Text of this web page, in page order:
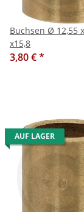
Buchsen Ø 12,55
x15,8
3,80 €*
AUF LAGER